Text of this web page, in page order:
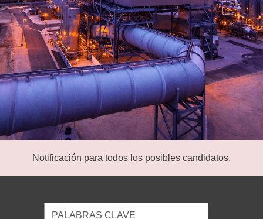
Notificación para todos los posibles candidatos.